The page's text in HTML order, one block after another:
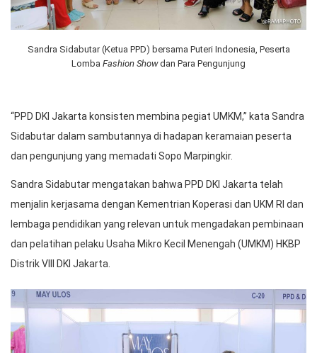
Sandra Sidabutar (Ketua PPD) bersama Puteri Indonesia, Peserta
Lomba Fashion Showdan Para Pengunjung
“PPD DKI Jakarta konsisten membina pegiat UMKM,” kata Sandra
Sidabutar dalam sambutannya di hadapan keramaian peserta
dan pengunjung yang memadati Sopo Marpingkir.
Sandra Sidabutar mengatakan bahwa PPD DKI Jakarta telah
menjalin kerjasama dengan Kementrian Koperasi dan UKM RI dan
lembaga pendidikan yang relevan untuk mengadakan pembinaan
dan pelatihan pelaku Usaha Mikro Kecil Menengah (UMKM) HKBP
Distrik VIII DKI Jakarta.